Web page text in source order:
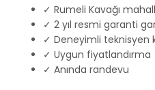
✓ Rumeli Kavağı
✓ 2 yıl resmi garanti
✓ Deneyimli teknisyen
✓ Uygun fiyatlandırma
✓ Anında randevu